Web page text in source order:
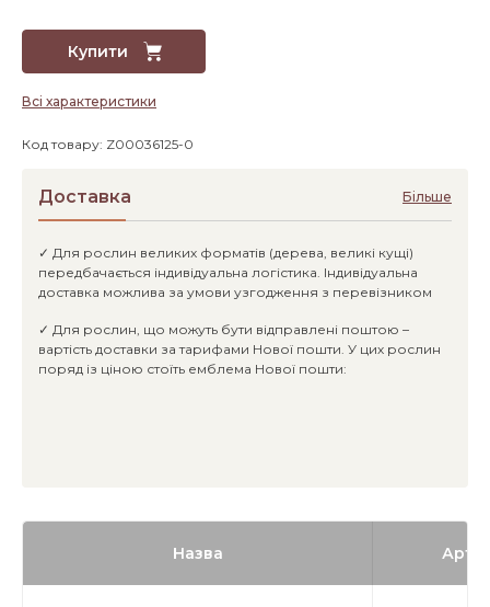
Купити
Всі характеристики
Код товару: Z00036125-0
Доставка Більше
✓ Для рослин великих форматів (дерева, великі кущі)
передбачається індивідуальна логістика. Індивідуальна
доставка можлива за умови узгодження з перевізником
✓ Для рослин, що можуть бути відправлені поштою –
вартість доставки за тарифами Нової пошти. У цих рослин
поряд із ціною стоїть емблема Нової пошти:
Назва